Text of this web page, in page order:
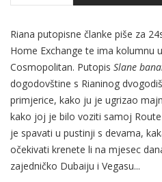
Riana putopisne članke piše za
Home Exchange te ima kolumnu
Cosmopolitan. Putopis Slane
dogodovštine s Rianinog
primjerice, kako ju je ugrizao
kako joj je bilo voziti samoj
je spavati u pustinji s devama,
očekivati krenete li na mjesec
zajedničko Dubaiju i Vegasu...